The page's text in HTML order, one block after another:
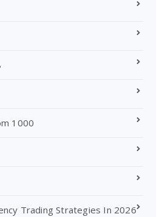
1000
Trading Strategies In 2026